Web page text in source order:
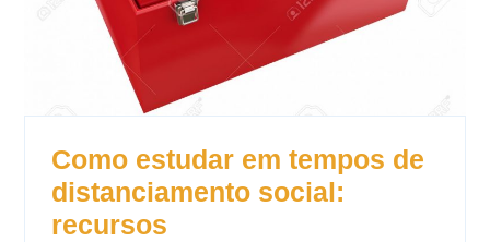
Como estudar em tempos de
distanciamento social:
recursos